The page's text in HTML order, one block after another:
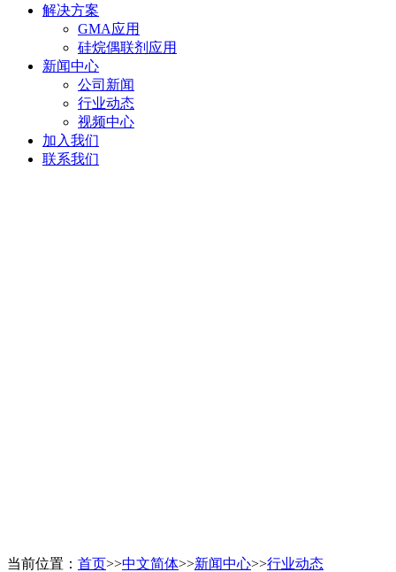
解决方案
GMA应用
硅烷偶联剂应用
新闻中心
公司新闻
行业动态
视频中心
加入我们
联系我们
当前位置： 首页>>中文简体>>新闻中心>>行业动态